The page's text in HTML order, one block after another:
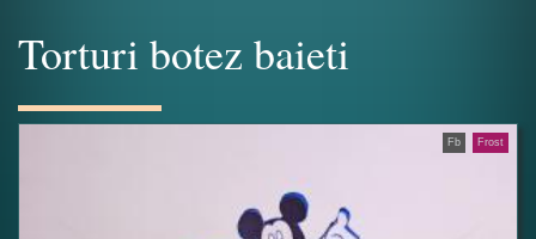
Torturi botez baieti
Frost
Fb